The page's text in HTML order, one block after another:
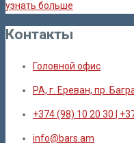
узнать больше
Контакты
Головной офис
РА, г. Ереван, пр.
+374 (98) 10 20 30 |
info@bars.am